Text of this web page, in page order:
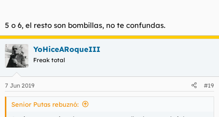
5 o 6, el resto son bombillas, no te confundas.
YoHiceARoqueIII
Freak total
7 Jun 2019 #19
Senior Putas rebuznó: